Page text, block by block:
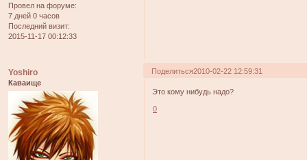
Провел на форуме:
7 дней 0 часов
Последний визит:
2015-11-17 00:12:33
Поделиться2010-02-22 12:59:31
Yoshiro
Каваище
Это кому нибудь надо?
0